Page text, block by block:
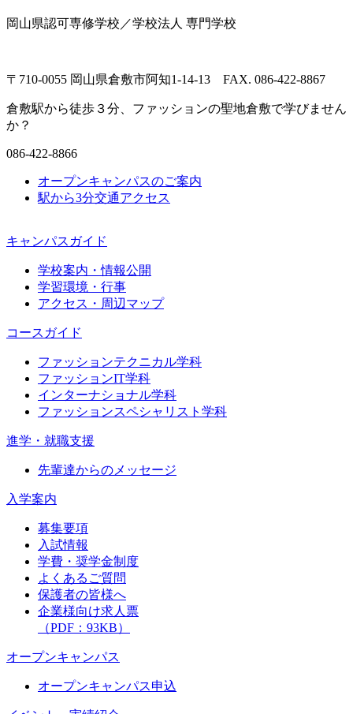
岡山県認可専修学校／学校法人 専門学校
〒710-0055 岡山県倉敷市阿知1-14-13 FAX. 086-422-8867
倉敷駅から徒歩３分、ファッションの聖地倉敷で学びません
か？
086-422-8866
オープンキャンパスのご案内
駅から3分交通アクセス
キャンパスガイド
学校案内・情報公開
学習環境・行事
アクセス・周辺マップ
コースガイド
ファッションテクニカル学科
ファッションIT学科
インターナショナル学科
ファッションスペシャリスト学科
進学・就職支援
先輩達からのメッセージ
入学案内
募集要項
入試情報
学費・奨学金制度
よくあるご質問
保護者の皆様へ
企業様向け求人票
（PDF：93KB）
オープンキャンパス
オープンキャンパス申込